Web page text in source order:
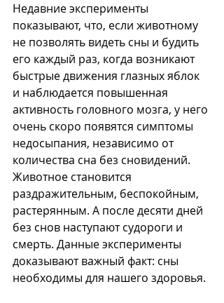
Недавние эксперименты
показывают, что, если животному
не позволять видеть сны и будить
его каждый раз, когда возникают
быстрые движения глазных яблок
и наблюдается повышенная
активность головного мозга, у него
очень скоро появятся симптомы
недосыпания, независимо от
количества сна без сновидений.
Животное становится
раздражительным, беспокойным,
растерянным. А после десяти дней
без снов наступают судороги и
смерть. Данные эксперименты
доказывают важный факт: сны
необходимы для нашего здоровья.